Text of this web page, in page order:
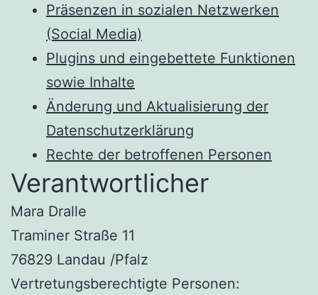
Präsenzen in sozialen Netzwerken
(Social Media)
Plugins und eingebettete Funktionen
sowie Inhalte
Änderung und Aktualisierung der
Datenschutzerklärung
Rechte der betroffenen Personen
Verantwortlicher
Mara Dralle
Traminer Straße 11
76829 Landau /Pfalz
Vertretungsberechtigte Personen: